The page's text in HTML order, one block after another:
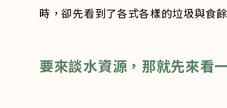
時，卻先看到了各式各樣的垃圾與食
要來談水資源，那就先來看